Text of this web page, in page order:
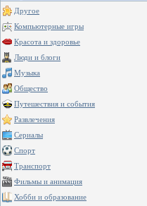
Другое
Компьютерные игры
Красота и здоровье
Люди и блоги
Музыка
Общество
Путешествия и события
Развлечения
Сериалы
Спорт
Транспорт
Фильмы и анимация
Хобби и образование